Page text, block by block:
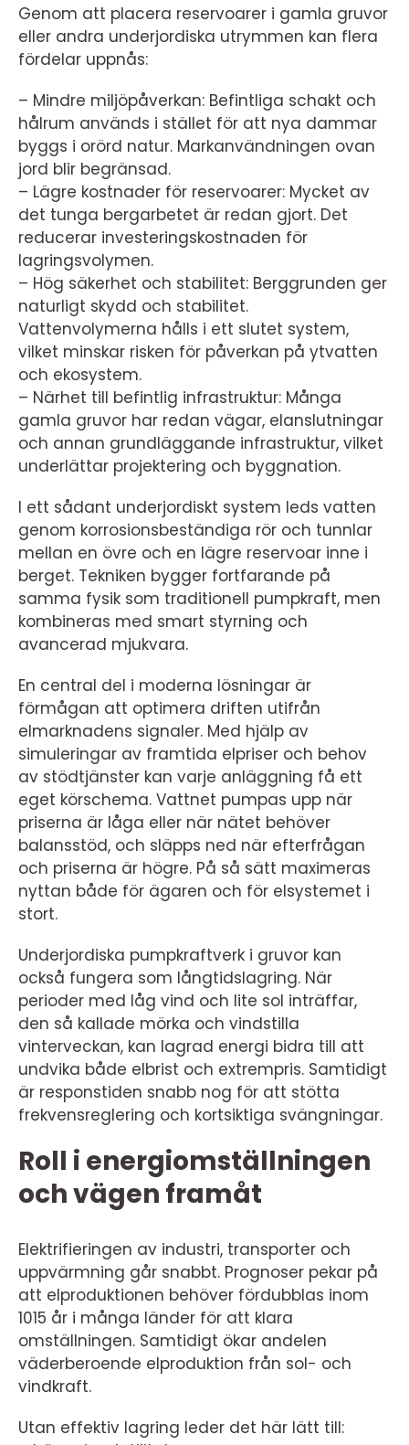
Genom att placera reservoarer i gamla gruvor
eller andra underjordiska utrymmen kan flera
fördelar uppnås:
– Mindre miljöpåverkan: Befintliga schakt och
hålrum används i stället för att nya dammar
byggs i orörd natur. Markanvändningen ovan
jord blir begränsad.
– Lägre kostnader för reservoarer: Mycket av
det tunga bergarbetet är redan gjort. Det
reducerar investeringskostnaden för
lagringsvolymen.
– Hög säkerhet och stabilitet: Berggrunden ger
naturligt skydd och stabilitet.
Vattenvolymerna hålls i ett slutet system,
vilket minskar risken för påverkan på ytvatten
och ekosystem.
– Närhet till befintlig infrastruktur: Många
gamla gruvor har redan vägar, elanslutningar
och annan grundläggande infrastruktur, vilket
underlättar projektering och byggnation.
I ett sådant underjordiskt system leds vatten
genom korrosionsbeständiga rör och tunnlar
mellan en övre och en lägre reservoar inne i
berget. Tekniken bygger fortfarande på
samma fysik som traditionell pumpkraft, men
kombineras med smart styrning och
avancerad mjukvara.
En central del i moderna lösningar är
förmågan att optimera driften utifrån
elmarknadens signaler. Med hjälp av
simuleringar av framtida elpriser och behov
av stödtjänster kan varje anläggning få ett
eget körschema. Vattnet pumpas upp när
priserna är låga eller när nätet behöver
balansstöd, och släpps ned när efterfrågan
och priserna är högre. På så sätt maximeras
nyttan både för ägaren och för elsystemet i
stort.
Underjordiska pumpkraftverk i gruvor kan
också fungera som långtidslagring. När
perioder med låg vind och lite sol inträffar,
den så kallade mörka och vindstilla
vinterveckan, kan lagrad energi bidra till att
undvika både elbrist och extrempris. Samtidigt
är responstiden snabb nog för att stötta
frekvensreglering och kortsiktiga svängningar.
Roll i energiomställningen
och vägen framåt
Elektrifieringen av industri, transporter och
uppvärmning går snabbt. Prognoser pekar på
att elproduktionen behöver fördubblas inom
1015 år i många länder för att klara
omställningen. Samtidigt ökar andelen
väderberoende elproduktion från sol- och
vindkraft.
Utan effektiv lagring leder det här lätt till: